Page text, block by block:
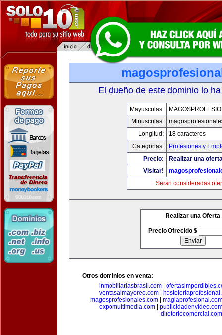
El dueño de este dominio lo
Mayusculas:
Minusculas:
Longitud:
18 caracteres
Categorias:
Profesiones y
Precio:
Realizar una
Visitar!
Serán consideradas
Realizar una Oferta
Precio Ofrecido $
Otros dominios en venta:
inmobiliariasbrasil.com
ventasalmayoreo.com
magosprofesionales.com
magiaprofesional.com
expomultimedia.com
publicidadenvideo.com
diretoriocomercial.com